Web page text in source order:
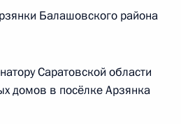
Федерации
регистрации,
Балашовского района
Саратовской области
домов в посёлке Арзянка